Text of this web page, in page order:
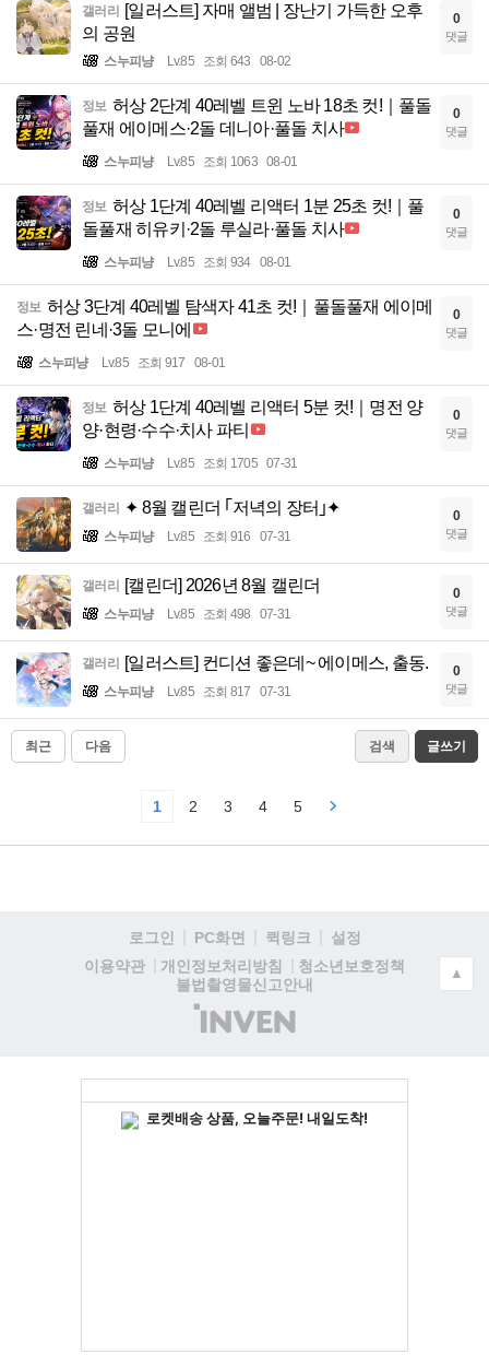
갤러리
[일러스트] 자매 앨범 | 장난기 가득한 오후
의 공원
스누피냥 Lv.85 조회 643 08-02
0
댓글
정보 허상 2단계 40레벨 트윈 노바 18초 컷!｜풀돌
풀재 에이메스·2돌 데니아·풀돌 치사
스누피냥 Lv.85 조회 1063 08-01
0
댓글
정보 허상 1단계 40레벨 리액터 1분 25초 컷!｜풀
돌풀재 히유키·2돌 루실라·풀돌 치사
스누피냥 Lv.85 조회 934 08-01
0
댓글
정보 허상 3단계 40레벨 탐색자 41초 컷!｜풀돌풀재 에이메
스·명전 린네·3돌 모니에
스누피냥 Lv.85 조회 917 08-01
0
댓글
정보 허상 1단계 40레벨 리액터 5분 컷!｜명전 양
양·현령·수수·치사 파티
스누피냥 Lv.85 조회 1705 07-31
0
댓글
갤러리 ✦ 8월 캘린더 ｢저녁의 장터｣✦
스누피냥 Lv.85 조회 916 07-31
0
댓글
갤러리 [캘린더] 2026년 8월 캘린더
스누피냥 Lv.85 조회 498 07-31
0
댓글
갤러리 [일러스트] 컨디션 좋은데~ 에이메스, 출동.
스누피냥 Lv.85 조회 817 07-31
0
댓글
최근 다음 검색 글쓰기
1 2 3 4 5
로그인 PC화면 퀵링크
설정
이용약관
개인정보처리방침
청소년보호정책
불법촬영물신고안내
(주)
인
▲